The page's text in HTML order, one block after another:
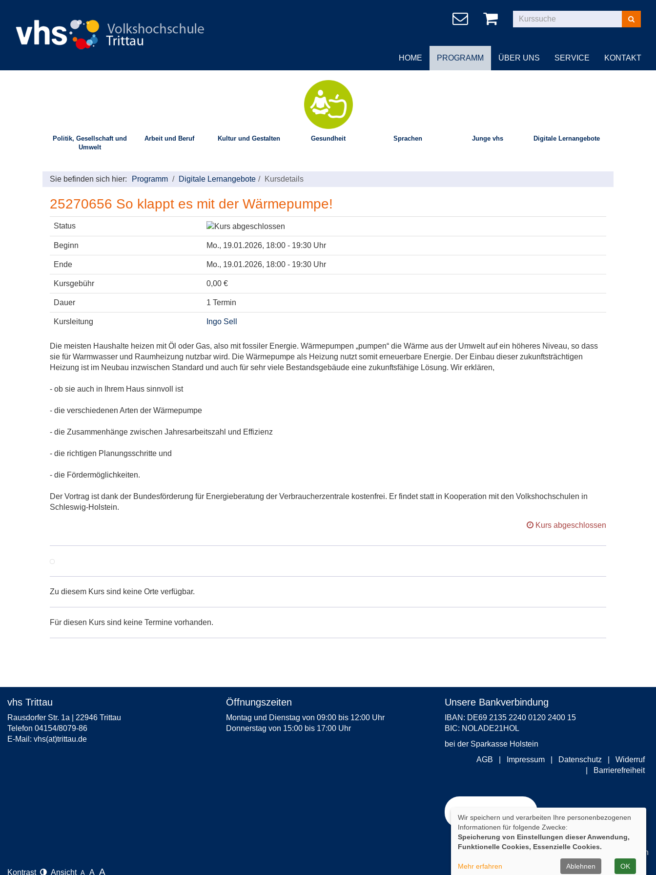
Kurse
suchen
HOME PROGRAMM ÜBER UNS SERVICE KONTAKT
Politik, Gesellschaft und
Umwelt
Arbeit und Beruf Kultur und Gestalten Gesundheit Sprachen Junge vhs Digitale Lernangebote
Sie befinden sich hier: Programm Digitale Lernangebote Kursdetails
25270656 So klappt es mit der Wärmepumpe!
Status
Beginn Mo., 19.01.2026, 18:00 - 19:30 Uhr
Ende Mo., 19.01.2026, 18:00 - 19:30 Uhr
Kursgebühr 0,00 €
Dauer 1 Termin
Kursleitung Ingo Sell
Die meisten Haushalte heizen mit Öl oder Gas, also mit fossiler Energie. Wärmepumpen „pumpen“ die Wärme aus der Umwelt auf ein höheres Niveau, so dass
sie für Warmwasser und Raumheizung nutzbar wird. Die Wärmepumpe als Heizung nutzt somit erneuerbare Energie. Der Einbau dieser zukunftsträchtigen
Heizung ist im Neubau inzwischen Standard und auch für sehr viele Bestandsgebäude eine zukunftsfähige Lösung. Wir erklären,
- ob sie auch in Ihrem Haus sinnvoll ist
- die verschiedenen Arten der Wärmepumpe
- die Zusammenhänge zwischen Jahresarbeitszahl und Effizienz
- die richtigen Planungsschritte und
- die Fördermöglichkeiten.
Der Vortrag ist dank der Bundesförderung für Energieberatung der Verbraucherzentrale kostenfrei. Er findet statt in Kooperation mit den Volkshochschulen in
Schleswig-Holstein.
Kurs abgeschlossen
Zu diesem Kurs sind keine Orte verfügbar.
Für diesen Kurs sind keine Termine vorhanden.
vhs Trittau
Rausdorfer Str. 1a | 22946 Trittau
Telefon 04154/8079-86
E-Mail: vhs(at)trittau.de
Öffnungszeiten
Montag und Dienstag von 09:00 bis 12:00 Uhr
Donnerstag von 15:00 bis 17:00 Uhr
Unsere Bankverbindung
IBAN: DE69 2135 2240 0120 2400 15
BIC: NOLADE21HOL
bei der Sparkasse Holstein
AGB
Impressum Datenschutz
Widerruf
Barrierefreiheit
Cookie Einstellungen
Kontrast Ansicht A A A
Wir speichern und verarbeiten Ihre personenbezogenen
Informationen für folgende Zwecke:
Speicherung von Einstellungen dieser Anwendung,
Funktionelle Cookies, Essenzielle Cookies.
Mehr erfahren Ablehnen OK